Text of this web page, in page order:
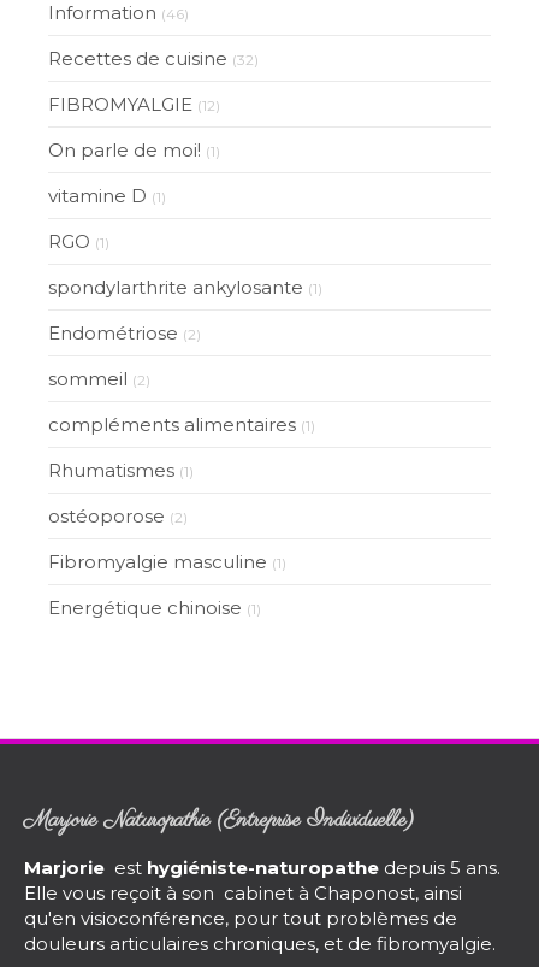
Information (46)
Recettes de cuisine (32)
FIBROMYALGIE (12)
On parle de moi! (1)
vitamine D (1)
RGO (1)
spondylarthrite ankylosante (1)
Endométriose (2)
sommeil (2)
compléments alimentaires (1)
Rhumatismes (1)
ostéoporose (2)
Fibromyalgie masculine (1)
Energétique chinoise (1)
Marjorie Naturopathie (Entreprise Individuelle)
Marjorie est hygiéniste-naturopathe depuis 5 ans.
Elle vous reçoit à son cabinet à Chaponost, ainsi
qu'en visioconférence, pour tout problèmes de
douleurs articulaires chroniques, et de fibromyalgie.